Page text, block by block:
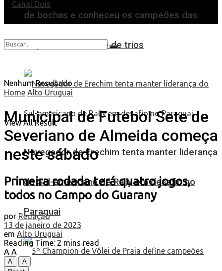
de bochas e conheceu os campeões das
disputas individual e de trios
Navegador de Erechim tenta manter liderança
do Sul-americano de Rally em desafio no
Paraguai
Nenhum Resultado
View All Result
Home Alto Uruguai
Municipal de Futebol Sete de
Severiano de Almeida começa
neste sábado
Primeira rodada terá quatro jogos,
todos no Campo do Guarany
por Redação
13 de janeiro de 2023
em Alto Uruguai
Reading Time: 2 mins read
A A
A
A